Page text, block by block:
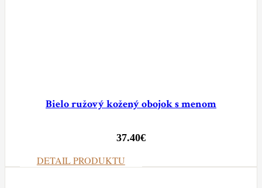
Bielo ružový kožený obojok s menom
37.40€
DETAIL PRODUKTU